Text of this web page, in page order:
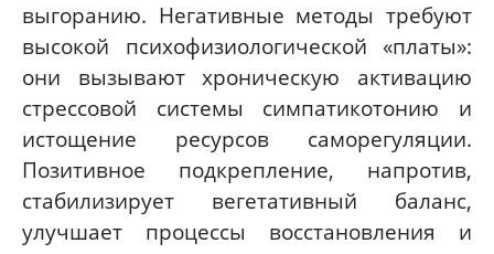
выгоранию. Негативные методы требуют
высокой психофизиологической «платы»:
они вызывают хроническую активацию
стрессовой системы симпатикотонию и
истощение ресурсов саморегуляции.
Позитивное подкрепление, напротив,
стабилизирует вегетативный баланс,
улучшает процессы восстановления и